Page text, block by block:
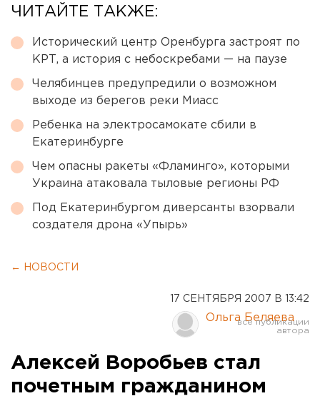
ЧИТАЙТЕ ТАКЖЕ:
Исторический центр Оренбурга застроят по
КРТ, а история с небоскребами — на паузе
Челябинцев предупредили о возможном
выходе из берегов реки Миасс
Ребенка на электросамокате сбили в
Екатеринбурге
Чем опасны ракеты «Фламинго», которыми
Украина атаковала тыловые регионы РФ
Под Екатеринбургом диверсанты взорвали
создателя дрона «Упырь»
← НОВОСТИ
17 СЕНТЯБРЯ 2007 В 13:42
Ольга Беляева
Алексей Воробьев стал
почетным гражданином